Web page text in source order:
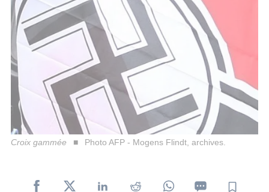
Croix gammée Photo AFP - Mogens Flindt, archives.